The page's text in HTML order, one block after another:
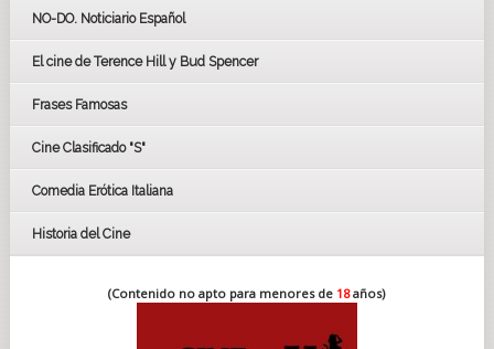
GOYAS
BAFTA
NO-DO. Noticiario Español
El cine de Terence Hill y Bud Spencer
Frases Famosas
Cine Clasificado "S"
Comedia Erótica Italiana
Historia del Cine
(Contenido no apto para menores de 18años)